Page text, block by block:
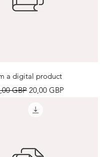
a digital product
GBP Precio de oferta
20,00 GBP